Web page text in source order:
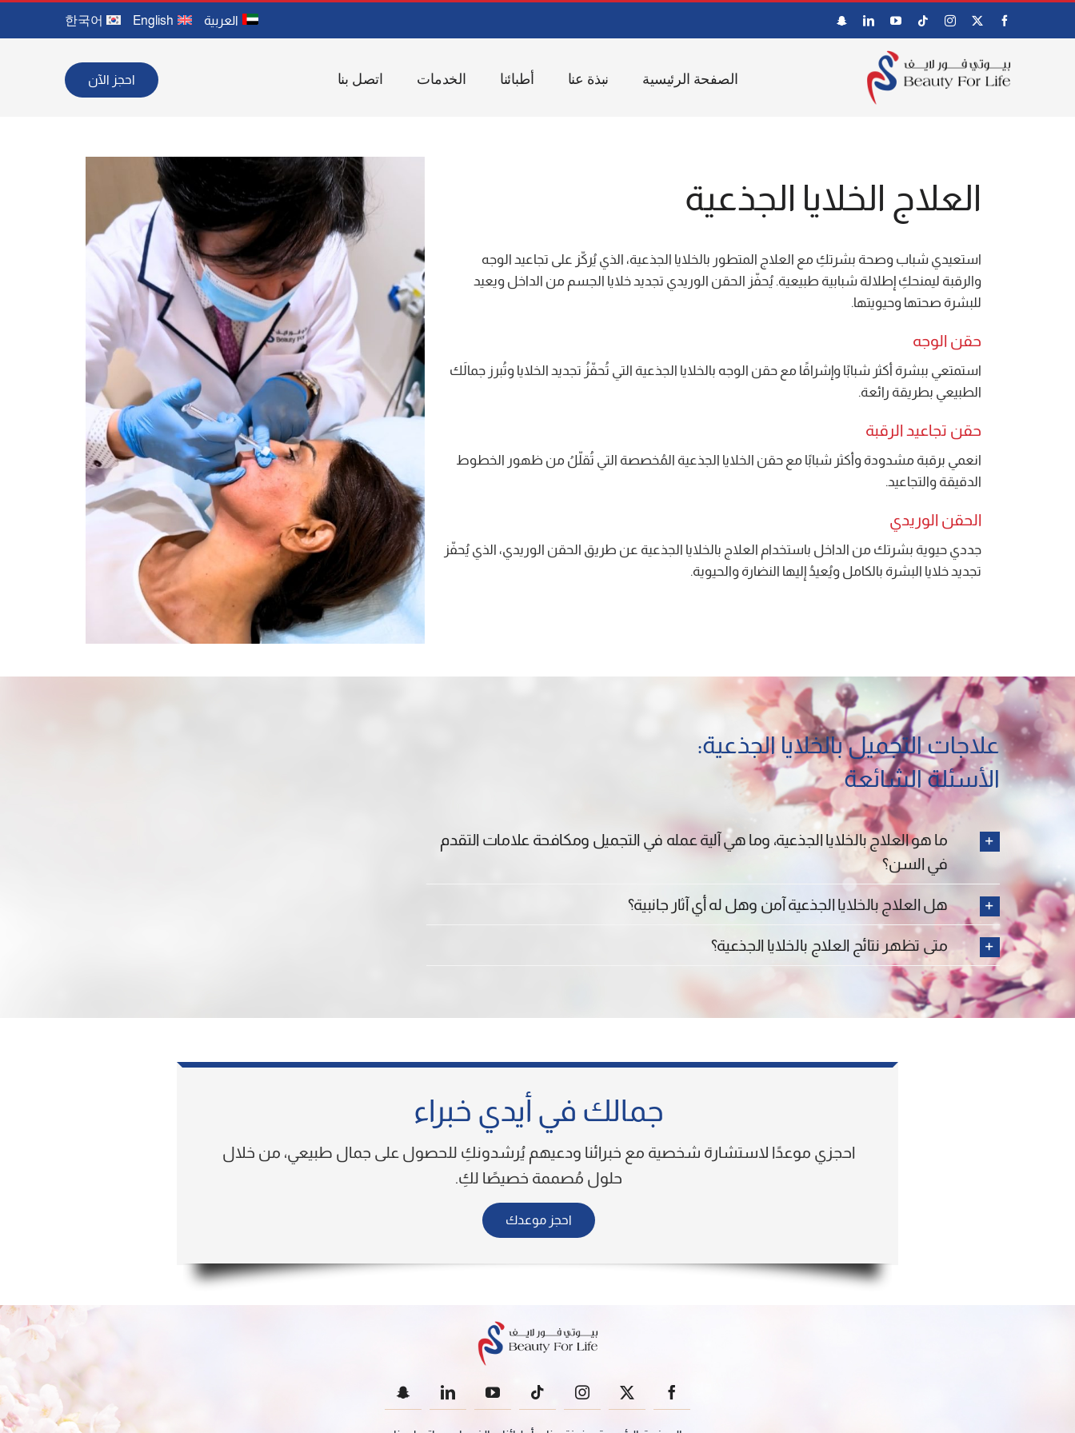
العربية English
한국어
الصفحة الرئيسية نبذة عنا أطبائنا الخدمات اتصل بنا احجز الآن
العلاج الخلايا الجذعية
استعيدي شباب وصحة بشرتكِ مع العلاج المتطور بالخلايا الجذعية، الذي يُركّز على تجاعيد الوجه
والرقبة ليمنحكِ إطلالة شبابية طبيعية. يُحفّز الحقن الوريدي تجديد خلايا الجسم من الداخل ويعيد
للبشرة صحتها وحيويتها.
حقن الوجه
استمتعي ببشرة أكثر شبابًا وإشراقًا مع حقن الوجه بالخلايا الجذعية التي تُحفّزُ تجديد الخلايا وتُبرز جمالَك
الطبيعي بطريقة رائعة.
حقن تجاعيد الرقبة
انعمي برقبة مشدودة وأكثر شبابًا مع حقن الخلايا الجذعية المُخصصة التي تُقلّلُ من ظهور الخطوط
الدقيقة والتجاعيد.
الحقن الوريدي
جددي حيوية بشرتك من الداخل باستخدام العلاج بالخلايا الجذعية عن طريق الحقن الوريدي، الذي يُحفّز
تجديد خلايا البشرة بالكامل ويُعيدُ إليها النضارة والحيوية.
علاجات التجميل بالخلايا الجذعية:
الأسئلة الشائعة
ما هو العلاج بالخلايا الجذعية، وما هي آلية عمله في التجميل ومكافحة علامات التقدم
في السن؟
هل العلاج بالخلايا الجذعية آمن وهل له أي آثار جانبية؟
متى تظهر نتائج العلاج بالخلايا الجذعية؟
جمالك في أيدي خبراء
احجزي موعدًا لاستشارة شخصية مع خبرائنا ودعيهم يُرشدونكِ للحصول على جمال طبيعي، من خلال
حلول مُصممة خصيصًا لكِ.
احجز موعدك